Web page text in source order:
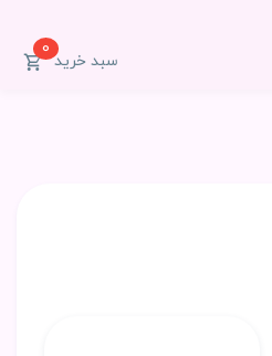
سبد خرید0